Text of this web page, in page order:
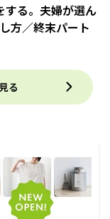
する。夫婦が選ん
方／終末パート
る